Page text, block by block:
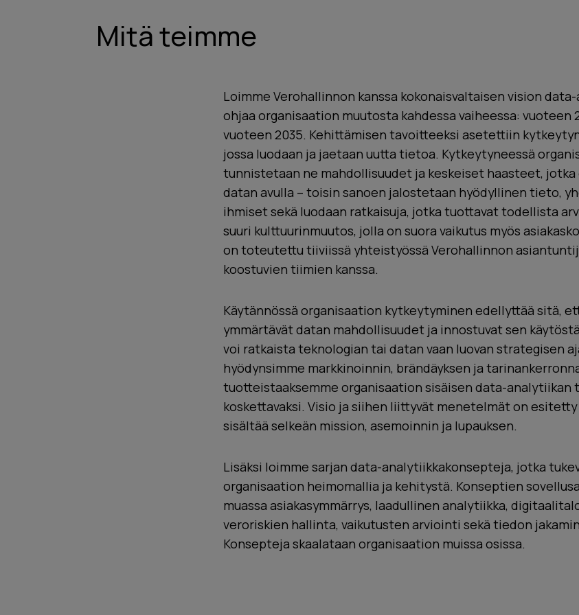
Mitä teimme
Loimme Verohallinnon kanssa kokonaisvaltaisen vision
ohjaa organisaation muutosta kahdessa vaiheessa: vuoteen
vuoteen 2035. Kehittämisen tavoitteeksi asetettiin
jossa luodaan ja jaetaan uutta tietoa. Kytkeytyneessä
tunnistetaan ne mahdollisuudet ja keskeiset haasteet, jotka
datan avulla – toisin sanoen jalostetaan hyödyllinen tieto,
ihmiset sekä luodaan ratkaisuja, jotka tuottavat todellista
suuri kulttuurinmuutos, jolla on suora vaikutus myös
on toteutettu tiiviissä yhteistyössä Verohallinnon
koostuvien tiimien kanssa.
Käytännössä organisaation kytkeytyminen edellyttää sitä,
ymmärtävät datan mahdollisuudet ja innostuvat sen
voi ratkaista teknologian tai datan vaan luovan strategisen
hyödynsimme markkinoinnin, brändäyksen ja
tuotteistaaksemme organisaation sisäisen data-analytiikan
koskettavaksi. Visio ja siihen liittyvät menetelmät on esitetty
sisältää selkeän mission, asemoinnin ja lupauksen.
Lisäksi loimme sarjan data-analytiikkakonsepteja, jotka
organisaation heimomallia ja kehitystä. Konseptien
muassa asiakasymmärrys, laadullinen analytiikka,
veroriskien hallinta, vaikutusten arviointi sekä tiedon
Konsepteja skaalataan organisaation muissa osissa.